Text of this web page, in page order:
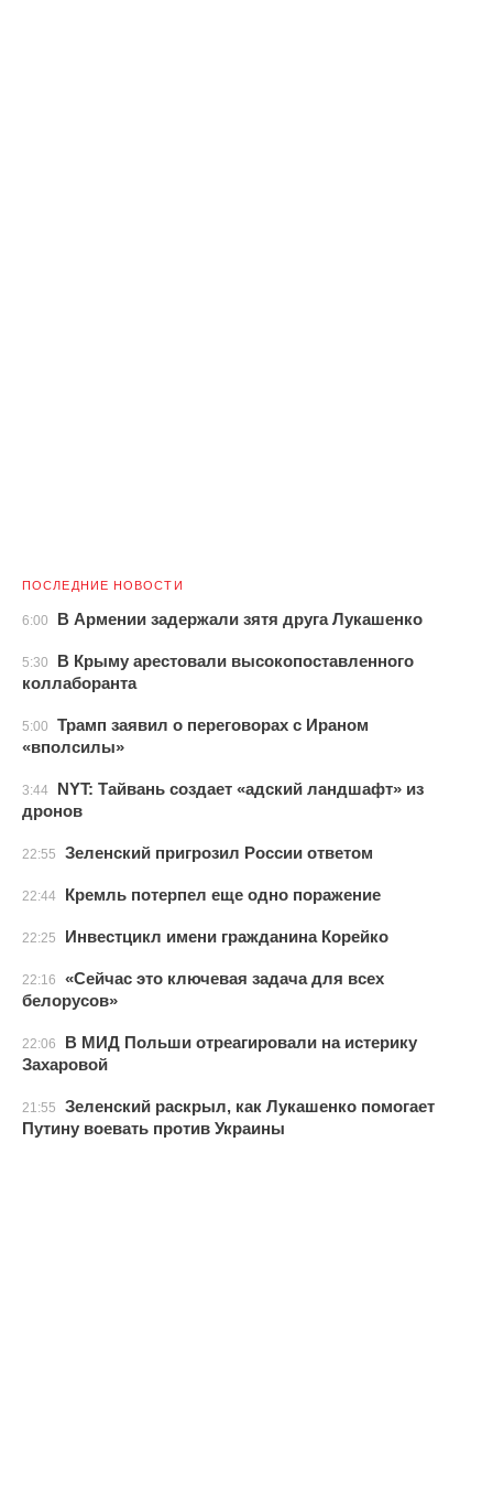
ПОСЛЕДНИЕ НОВОСТИ
6:00 В Армении задержали зятя друга Лукашенко
5:30
В Крыму арестовали высокопоставленного
коллаборанта
5:00
Трамп заявил о переговорах с Ираном
«вполсилы»
3:44
NYT: Тайвань создает «адский ландшафт» из
дронов
22:55 Зеленский пригрозил России ответом
22:44 Кремль потерпел еще одно поражение
22:25 Инвестцикл имени гражданина Корейко
22:16
«Сейчас это ключевая задача для всех
белорусов»
22:06
В МИД Польши отреагировали на истерику
Захаровой
21:55
Зеленский раскрыл, как Лукашенко помогает
Путину воевать против Украины